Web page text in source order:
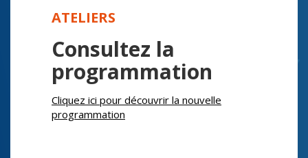
ATELIERS
Consultez la
programmation
Cliquez ici pour découvrir la nouvelle
programmation